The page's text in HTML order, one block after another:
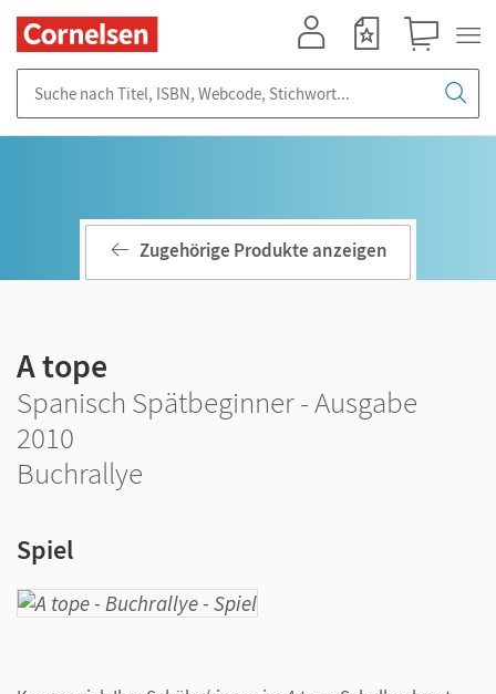
Zugehörige Produkte anzeigen
A tope
Spanisch Spätbeginner - Ausgabe
2010
Buchrallye
Spiel